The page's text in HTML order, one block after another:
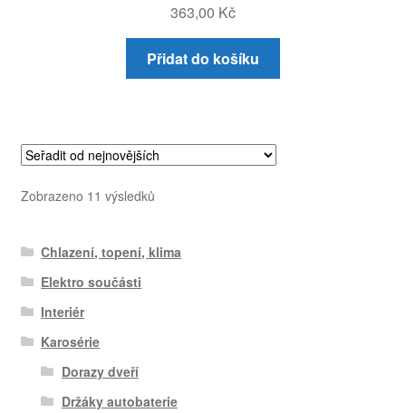
363,00 Kč
Přidat do košíku
Zobrazeno 11 výsledkůSeřazeno
Chlazení, topení, klima
Elektro součásti
Interiér
Karosérie
Dorazy dveří
Držáky autobaterie